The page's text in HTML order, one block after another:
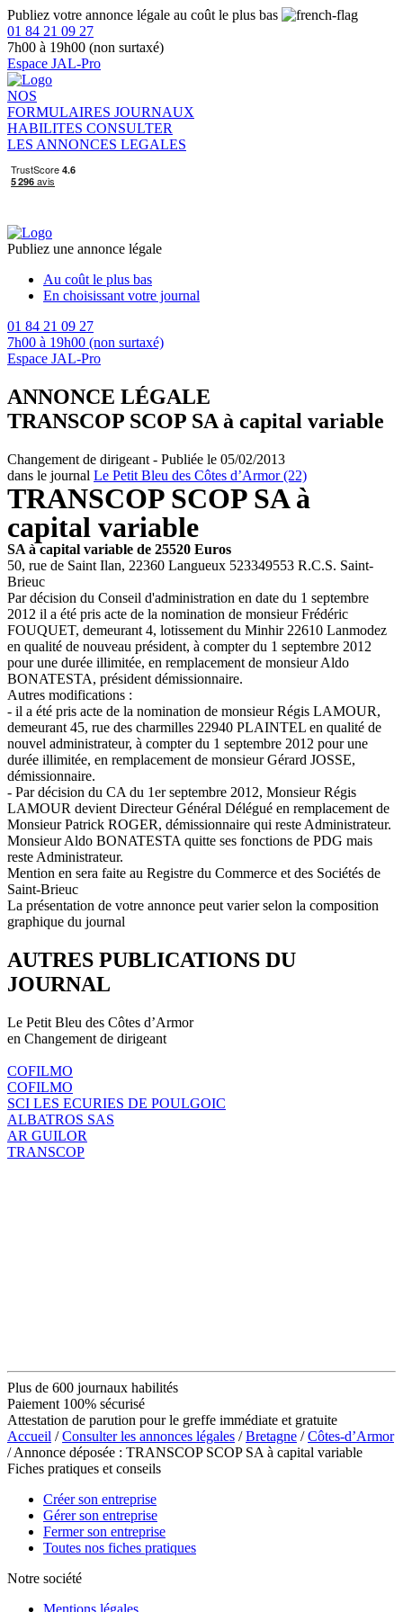
Publiez votre annonce légale au coût le plus bas
01 84 21 09 27
7h00 à 19h00 (non surtaxé)
Espace JAL-Pro
NOS
FORMULAIRES JOURNAUX
HABILITES CONSULTER
LES ANNONCES LEGALES
Publiez une annonce légale
Au coût le plus bas
En choisissant votre journal
01 84 21 09 27
7h00 à 19h00 (non surtaxé)
Espace JAL-Pro
ANNONCE LÉGALE
TRANSCOP SCOP SA à capital variable
Changement de dirigeant - Publiée le 05/02/2013
dans le journal Le Petit Bleu des Côtes d’Armor (22)
TRANSCOP SCOP SA à
capital variable
SA à capital variable de 25520 Euros
50, rue de Saint Ilan, 22360 Langueux 523349553 R.C.S. Saint-
Brieuc
Par décision du Conseil d'administration en date du 1 septembre
2012 il a été pris acte de la nomination de monsieur Frédéric
FOUQUET, demeurant 4, lotissement du Minhir 22610 Lanmodez
en qualité de nouveau président, à compter du 1 septembre 2012
pour une durée illimitée, en remplacement de monsieur Aldo
BONATESTA, président démissionnaire.
Autres modifications :
- il a été pris acte de la nomination de monsieur Régis LAMOUR,
demeurant 45, rue des charmilles 22940 PLAINTEL en qualité de
nouvel administrateur, à compter du 1 septembre 2012 pour une
durée illimitée, en remplacement de monsieur Gérard JOSSE,
démissionnaire.
- Par décision du CA du 1er septembre 2012, Monsieur Régis
LAMOUR devient Directeur Général Délégué en remplacement de
Monsieur Patrick ROGER, démissionnaire qui reste Administrateur.
Monsieur Aldo BONATESTA quitte ses fonctions de PDG mais
reste Administrateur.
Mention en sera faite au Registre du Commerce et des Sociétés de
Saint-Brieuc
La présentation de votre annonce peut varier selon la composition
graphique du journal
AUTRES PUBLICATIONS DU
JOURNAL
Le Petit Bleu des Côtes d’Armor
en Changement de dirigeant
COFILMO
COFILMO
SCI LES ECURIES DE POULGOIC
ALBATROS SAS
AR GUILOR
TRANSCOP
Plus de 600 journaux habilités
Paiement 100% sécurisé
Attestation de parution pour le greffe immédiate et gratuite
Accueil /Consulter les annonces légales /Bretagne /Côtes-d’Armor
/ Annonce déposée : TRANSCOP SCOP SA à capital variable
Fiches pratiques et conseils
Créer son entreprise
Gérer son entreprise
Fermer son entreprise
Toutes nos fiches pratiques
Notre société
Mentions légales